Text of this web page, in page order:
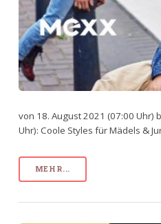
von 18. August 2021 (07:00 Uhr)
Uhr): Coole Styles für Mädels &
MEHR...